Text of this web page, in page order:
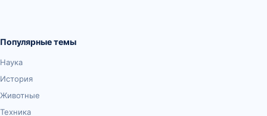
Популярные темы
Наука
История
Животные
Техника